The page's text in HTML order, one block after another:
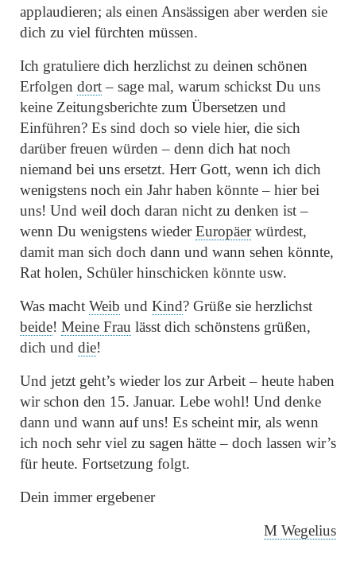
applaudieren; als einen Ansässigen aber werden sie
dich zu viel fürchten müssen.
Ich gratuliere dich herzlichst zu deinen schönen
Erfolgen dort– sage mal, warum schickst Du uns
keine Zeitungsberichte zum Übersetzen und
Einführen? Es sind doch so viele hier, die sich
darüber freuen würden – denn dich hat noch
niemand bei uns ersetzt. Herr Gott, wenn ich dich
wenigstens noch ein Jahr haben könnte – hier bei
uns! Und weil doch daran nicht zu denken ist –
wenn Du wenigstens wiederEuropäerwürdest,
damit man sich doch dann und wann sehen könnte,
Rat holen, Schüler hinschicken könnte usw.
Was macht Weib und Kind? Grüße sie herzlichst
beide! Meine Frau lässt dich schönstens grüßen,
dich und die!
Und jetzt geht’s wieder los zur Arbeit – heute haben
wir schon den 15. Januar. Lebe wohl! Und denke
dann und wann auf uns! Es scheint mir, als wenn
ich noch sehr viel zu sagen hätte – doch lassen wir’s
für heute. Fortsetzung folgt.
Dein immer ergebener
M Wegelius